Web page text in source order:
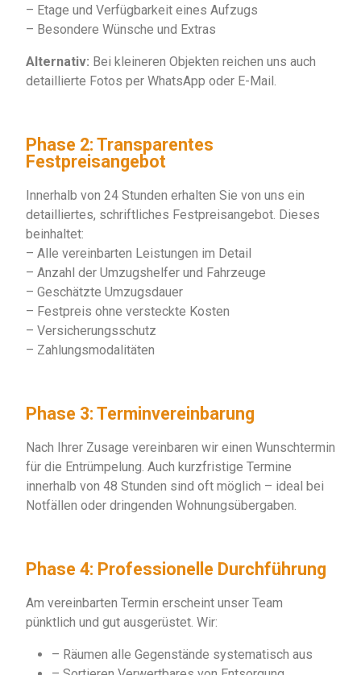
– Etage und Verfügbarkeit eines Aufzugs
– Besondere Wünsche und Extras
Alternativ: Bei kleineren Objekten reichen uns auch
detaillierte Fotos per WhatsApp oder E-Mail.
Phase 2: Transparentes
Festpreisangebot
Innerhalb von 24 Stunden erhalten Sie von uns ein
detailliertes, schriftliches Festpreisangebot. Dieses
beinhaltet:
– Alle vereinbarten Leistungen im Detail
– Anzahl der Umzugshelfer und Fahrzeuge
– Geschätzte Umzugsdauer
– Festpreis ohne versteckte Kosten
– Versicherungsschutz
– Zahlungsmodalitäten
Phase 3: Terminvereinbarung
Nach Ihrer Zusage vereinbaren wir einen Wunschtermin
für die Entrümpelung. Auch kurzfristige Termine
innerhalb von 48 Stunden sind oft möglich – ideal bei
Notfällen oder dringenden Wohnungsübergaben.
Phase 4: Professionelle Durchführung
Am vereinbarten Termin erscheint unser Team
pünktlich und gut ausgerüstet. Wir:
– Räumen alle Gegenstände systematisch aus